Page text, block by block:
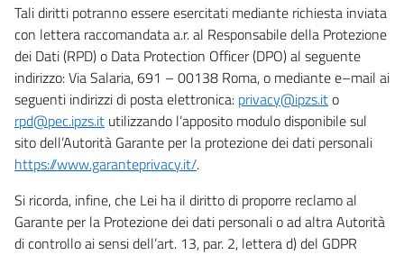
Tali diritti potranno essere esercitati mediante richiesta inviata
con lettera raccomandata a.r. al Responsabile della Protezione
dei Dati (RPD) o Data Protection Officer (DPO) al seguente
indirizzo: Via Salaria, 691 – 00138 Roma, o mediante e–mail ai
seguenti indirizzi di posta elettronica: privacy@ipzs.ito
rpd@pec.ipzs.it utilizzando l’apposito modulo disponibile sul
sito dell’Autorità Garante per la protezione dei dati personali
https://www.garanteprivacy.it/.
Si ricorda, infine, che Lei ha il diritto di proporre reclamo al
Garante per la Protezione dei dati personali o ad altra Autorità
di controllo ai sensi dell’art. 13, par. 2, lettera d) del GDPR